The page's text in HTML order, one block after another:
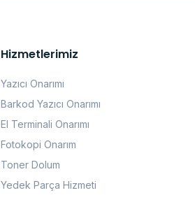
Hizmetlerimiz
Yazıcı Onarımı
Barkod Yazıcı Onarımı
El Terminali Onarımı
Fotokopi Onarım
Toner Dolum
Yedek Parça Hizmeti